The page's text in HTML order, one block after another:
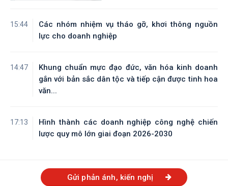
15:44
Các nhóm nhiệm vụ tháo gỡ, khơi thông nguồn
lực cho doanh nghiệp
14:47
Khung chuẩn mực đạo đức, văn hóa kinh doanh
gắn với bản sắc dân tộc và tiếp cận được tinh hoa
văn...
17:13
Hình thành các doanh nghiệp công nghệ chiến
lược quy mô lớn giai đoạn 2026-2030
Gửi phản ánh, kiến nghị